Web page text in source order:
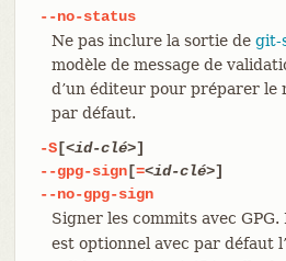
--no-status
Ne pas inclure la sortie de git-
modèle de message de
d’un éditeur pour préparer le
par défaut.
-S[<id-clé>]
--gpg-sign[=<id-clé>]
--no-gpg-sign
Signer les commits avec GPG.
est optionnel avec par défaut